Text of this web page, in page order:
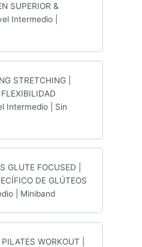
SUPERIOR &
Intermedio |
STRETCHING |
Intermedio | Sin
GLUTE FOCUSED |
DE GLÚTEOS
| Miniband
WORKOUT |